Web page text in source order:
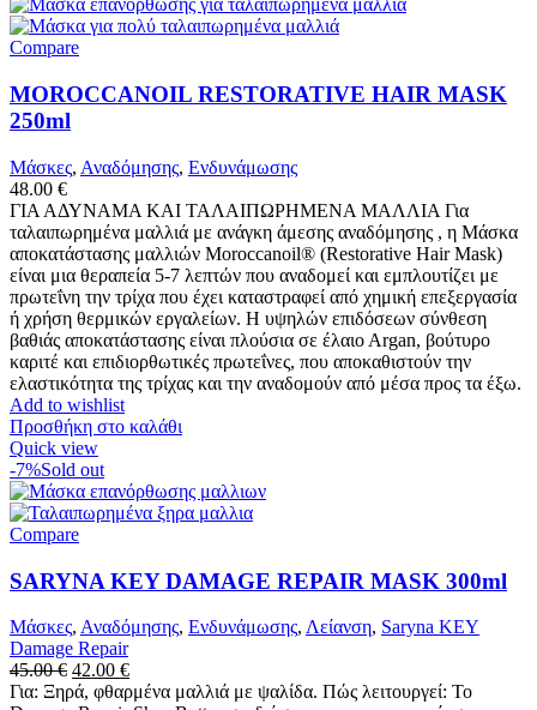
Compare
MOROCCANOIL RESTORATIVE HAIR MASK
250ml
Μάσκες, Αναδόμησης, Ενδυνάμωσης
48.00 €
ΓΙΑ ΑΔΥΝΑΜΑ ΚΑΙ ΤΑΛΑΙΠΩΡΗΜΕΝΑ ΜΑΛΛΙΑ Για
ταλαιπωρημένα μαλλιά με ανάγκη άμεσης αναδόμησης , η Μάσκα
αποκατάστασης μαλλιών Moroccanoil® (Restorative Hair Mask)
είναι μια θεραπεία 5-7 λεπτών που αναδομεί και εμπλουτίζει με
πρωτεΐνη την τρίχα που έχει καταστραφεί από χημική επεξεργασία
ή χρήση θερμικών εργαλείων. Η υψηλών επιδόσεων σύνθεση
βαθιάς αποκατάστασης είναι πλούσια σε έλαιο Αrgan, βούτυρο
καριτέ και επιδιορθωτικές πρωτεΐνες, που αποκαθιστούν την
ελαστικότητα της τρίχας και την αναδομούν από μέσα προς τα έξω.
Add to wishlist
Προσθήκη στο καλάθι
Quick view
-7%Sold out
Compare
SARYNA KEY DAMAGE REPAIR MASK 300ml
Μάσκες, Αναδόμησης, Ενδυνάμωσης, Λείανση, Saryna KEY
Damage Repair
45.00€ Original
price
42.00 €Η
τρέχουσα
Για: Ξηρά, φθαρμένα μαλλιά με ψαλίδα. Πώς λειτουργεί: Το